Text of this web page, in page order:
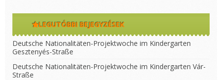
LEGUTÓBBI BEJEGYZÉSEK
Deutsche Nationalitäten-Projektwoche im Kindergarten
Gesztenyés-Straße
Deutsche Nationalitäten-Projektwoche im Kindergarten Vár-
Straße